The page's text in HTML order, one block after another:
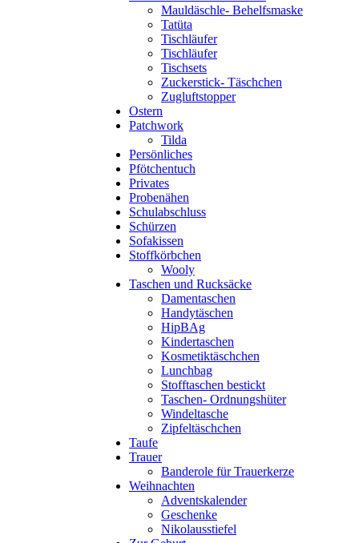
Mauldäschle- Behelfsmaske
Tatüta
Tischläufer
Tischläufer
Tischsets
Zuckerstick- Täschchen
Zugluftstopper
Ostern
Patchwork
Tilda
Persönliches
Pfötchentuch
Privates
Probenähen
Schulabschluss
Schürzen
Sofakissen
Stoffkörbchen
Wooly
Taschen und Rucksäcke
Damentaschen
Handytäschen
HipBAg
Kindertaschen
Kosmetiktäschchen
Lunchbag
Stofftaschen bestickt
Taschen- Ordnungshüter
Windeltasche
Zipfeltäschchen
Taufe
Trauer
Banderole für Trauerkerze
Weihnachten
Adventskalender
Geschenke
Nikolausstiefel